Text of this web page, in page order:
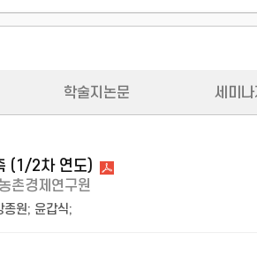
학술지논문 세미나
(1/2차 연도)
촌경제연구원
종원; 윤갑식;